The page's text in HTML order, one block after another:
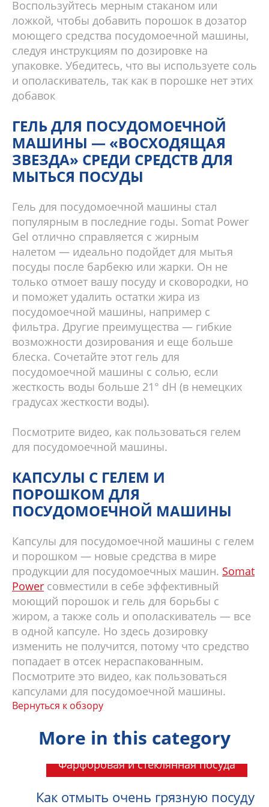
Воспользуйтесь мерным стаканом или
ложкой, чтобы добавить порошок в дозатор
моющего средства посудомоечной машины,
следуя инструкциям по дозировке на
упаковке. Убедитесь, что вы используете соль
и ополаскиватель, так как в порошке нет этих
добавок
ГЕЛЬ ДЛЯ ПОСУДОМОЕЧНОЙ
МАШИНЫ — «ВОСХОДЯЩАЯ
ЗВЕЗДА» СРЕДИ СРЕДСТВ ДЛЯ
МЫТЬСЯ ПОСУДЫ
Гель для посудомоечной машины стал
популярным в последние годы. Somat Power
Gel отлично справляется с жирным
налетом — идеально подойдет для мытья
посуды после барбекю или жарки. Он не
только отмоет вашу посуду и сковородки, но
и поможет удалить остатки жира из
посудомоечной машины, например с
фильтра. Другие преимущества — гибкие
возможности дозирования и еще больше
блеска. Сочетайте этот гель для
посудомоечной машины с солью, если
жесткость воды больше 21° dH (в немецких
градусах жесткости воды).
Посмотрите видео, как пользоваться гелем
для посудомоечной машины.
КАПСУЛЫ С ГЕЛЕМ И
ПОРОШКОМ ДЛЯ
ПОСУДОМОЕЧНОЙ МАШИНЫ
Капсулы для посудомоечной машины с гелем
и порошком — новые средства в мире
продукции для посудомоечных машин. Somat
Power совместили в себе эффективный
моющий порошок и гель для борьбы с
жиром, а также соль и ополаскиватель — все
в одной капсуле. Но здесь дозировку
изменить не получится, потому что средство
попадает в отсек нераспакованным.
Посмотрите это видео, как пользоваться
капсулами для посудомоечной машины.
Вернуться к обзору
More in this category
Фарфоровая и стеклянная посуда
Как отмыть очень грязную посуду